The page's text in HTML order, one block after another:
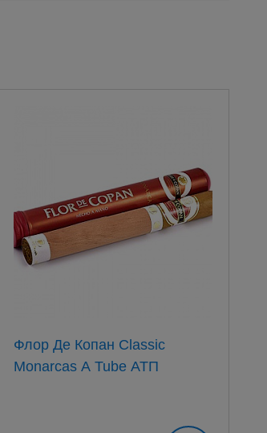
Флор Де Копан Classic
Monarcas A Tube АТП